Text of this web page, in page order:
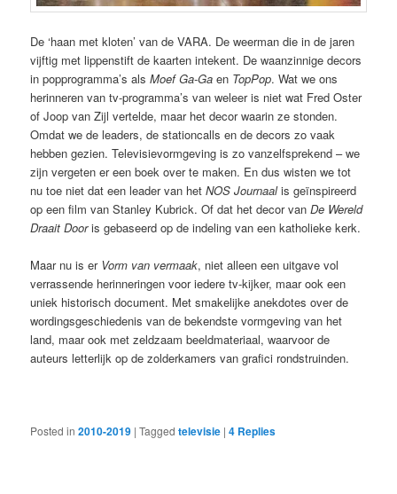
De ‘haan met kloten’ van de VARA. De weerman die in de jaren
vijftig met lippenstift de kaarten intekent. De waanzinnige decors
in popprogramma’s alsMoef Ga-Ga en TopPop. Wat we ons
herinneren van tv-programma’s van weleer is niet wat Fred Oster
of Joop van Zijl vertelde, maar het decor waarin ze stonden.
Omdat we de leaders, de stationcalls en de decors zo vaak
hebben gezien. Televisievormgeving is zo vanzelfsprekend – we
zijn vergeten er een boek over te maken. En dus wisten we tot
nu toe niet dat een leader van hetNOS Journaalis geïnspireerd
op een film van Stanley Kubrick. Of dat het decor vanDe Wereld
Draait Dooris gebaseerd op de indeling van een katholieke kerk.
Maar nu is erVorm van vermaak, niet alleen een uitgave vol
verrassende herinneringen voor iedere tv-kijker, maar ook een
uniek historisch document. Met smakelijke anekdotes over de
wordingsgeschiedenis van de bekendste vormgeving van het
land, maar ook met zeldzaam beeldmateriaal, waarvoor de
auteurs letterlijk op de zolderkamers van grafici rondstruinden.
Posted in 2010-2019 |Tagged televisie |4 Replies